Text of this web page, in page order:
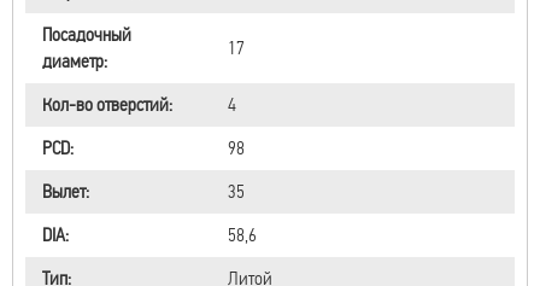
Посадочный
диаметр:
17
Кол-во отверстий:
4
PCD:
98
Вылет:
35
DIA:
58,6
Тип:
Литой